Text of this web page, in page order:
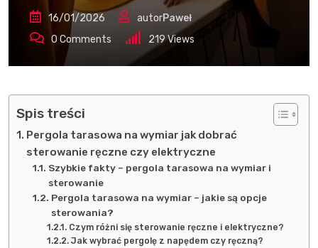
16/01/2026 autorPaweł
0 Comments 219Views
Spis treści
Pergola tarasowa na wymiar jak dobrać
sterowanie ręczne czy elektryczne
Szybkie fakty – pergola tarasowa na wymiar i
sterowanie
Pergola tarasowa na wymiar – jakie są opcje
sterowania?
Czym różni się sterowanie ręczne i elektryczne?
Jak wybrać pergolę z napędem czy ręczną?